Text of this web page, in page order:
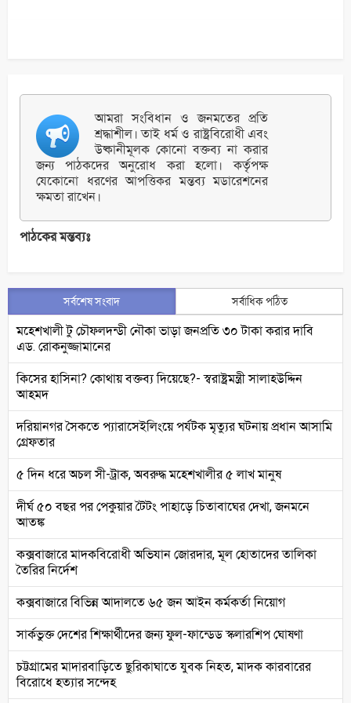
আমরা সংবিধান ও জনমতের প্রতি
শ্রদ্ধাশীল। তাই ধর্ম ও রাষ্ট্রবিরোধী এবং
উষ্কানীমূলক কোনো বক্তব্য না করার
জন্য পাঠকদের অনুরোধ করা হলো। কর্তৃপক্ষ
যেকোনো ধরণের আপত্তিকর মন্তব্য মডারেশনের
ক্ষমতা রাখেন।
পাঠকের মন্তব্যঃ
সর্বশেষ সংবাদ সর্বাধিক পঠিত
মহেশখালী টু চৌফলদন্ডী নৌকা ভাড়া জনপ্রতি ৩০ টাকা করার দাবি
এড. রোকনুজ্জামানের
কিসের হাসিনা? কোথায় বক্তব্য দিয়েছে?- স্বরাষ্ট্রমন্ত্রী সালাহউদ্দিন
আহমদ
দরিয়ানগর সৈকতে প্যারাসেইলিংয়ে পর্যটক মৃত্যুর ঘটনায় প্রধান আসামি
গ্রেফতার
৫ দিন ধরে অচল সী-ট্রাক, অবরুদ্ধ মহেশখালীর ৫ লাখ মানুষ
দীর্ঘ ৫০ বছর পর পেকুয়ার টৈটং পাহাড়ে চিতাবাঘের দেখা, জনমনে
আতঙ্ক
কক্সবাজারে মাদকবিরোধী অভিযান জোরদার, মূল হোতাদের তালিকা
তৈরির নির্দেশ
কক্সবাজারে বিভিন্ন আদালতে ৬৫ জন আইন কর্মকর্তা নিয়োগ
সার্কভুক্ত দেশের শিক্ষার্থীদের জন্য ফুল-ফান্ডেড স্কলারশিপ ঘোষণা
চট্টগ্রামের মাদারবাড়িতে ছুরিকাঘাতে যুবক নিহত, মাদক কারবারের
বিরোধে হত্যার সন্দেহ